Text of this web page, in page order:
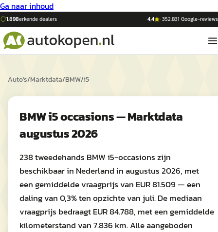
Ga naar inhoud
1.898erkende dealers 4,4 ·352.831 Google-reviews
Auto's/Marktdata/BMW/i5
BMW i5 occasions — Marktdata
augustus 2026
238 tweedehands BMW i5-occasions zijn
beschikbaar in Nederland in augustus 2026, met
een gemiddelde vraagprijs van EUR 81.509 — een
daling van 0,3% ten opzichte van juli. De mediaan
vraagprijs bedraagt EUR 84.788, met een gemiddelde
kilometerstand van 7.836 km. Alle aangeboden